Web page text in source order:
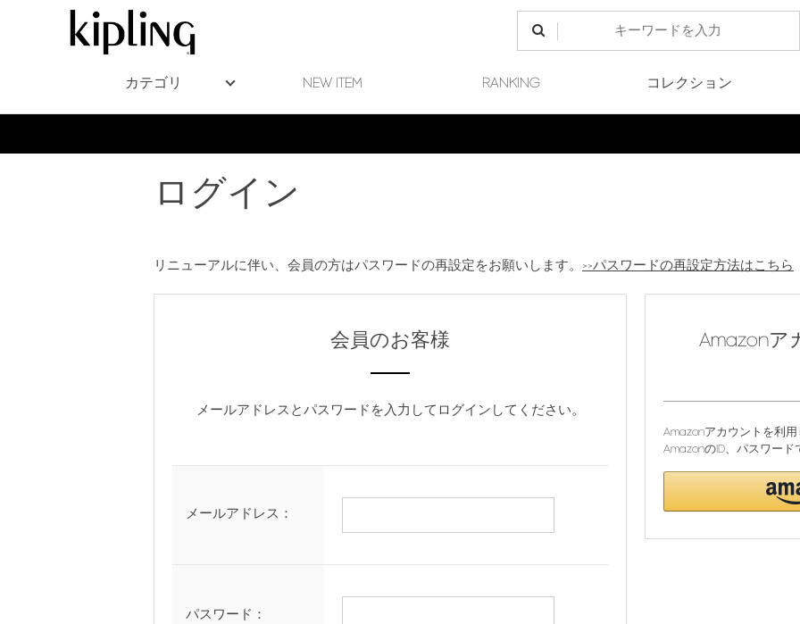
カテゴリ NEW ITEM RANKING コレクション
ログイン
リニューアルに伴い、会員の方はパスワードの再設定をお願いします。 >>パスワードの再設定方法はこちら
会員のお客様
メールアドレスとパスワードを入力してログインしてください。
メールアドレス：
パスワード：
Amazonア
Amazonアカウントを利
AmazonのID、パスワード